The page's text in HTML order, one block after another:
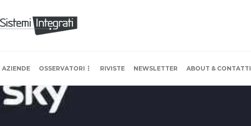
AZIENDE OSSERVATORI RIVISTE NEWSLETTER ABOUT & CONTATTI